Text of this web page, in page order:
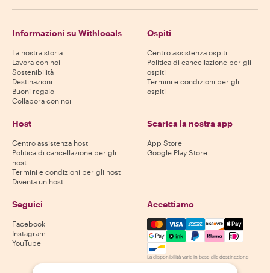
Informazioni su Withlocals
La nostra storia
Lavora con noi
Sostenibilità
Destinazioni
Buoni regalo
Collabora con noi
Ospiti
Centro assistenza ospiti
Politica di cancellazione per gli
ospiti
Termini e condizioni per gli
ospiti
Host
Centro assistenza host
Politica di cancellazione per gli
host
Termini e condizioni per gli host
Diventa un host
Scarica la nostra app
App Store
Google Play Store
Seguici
Facebook
Instagram
YouTube
Accettiamo
Mastercard, Visa, Amex,
La disponibilità varia in base alla destinazione